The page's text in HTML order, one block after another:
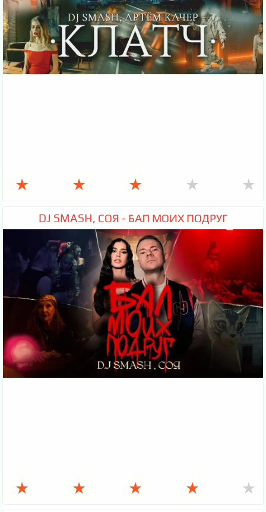
★ ★ ★ ★ ★
DJ SMASH, СОЯ - БАЛ МОИХ ПОДРУГ
★ ★ ★ ★ ★